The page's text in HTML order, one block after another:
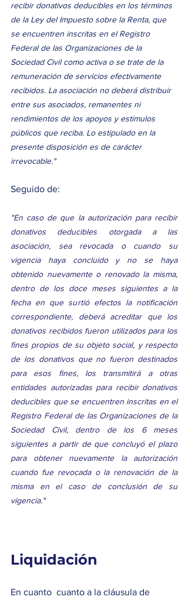
recibir donativos deducibles en los términos
de la Ley del Impuesto sobre la Renta, que
se encuentren inscritas en el Registro
Federal de las Organizaciones de la
Sociedad Civil como activa o se trate de la
remuneración de servicios efectivamente
recibidos. La asociación no deberá distribuir
entre sus asociados, remanentes ni
rendimientos de los apoyos y estímulos
públicos que reciba. Lo estipulado en la
presente disposición es de carácter
irrevocable."
Seguido de:
"En caso de que la autorización para recibir
donativos deducibles otorgada a las
asociación, sea revocada o cuando su
vigencia haya concluido y no se haya
obtenido nuevamente o renovado la misma,
dentro de los doce meses siguientes a la
fecha en que surtió efectos la notificación
correspondiente, deberá acreditar que los
donativos recibidos fueron utilizados para los
fines propios de su objeto social, y respecto
de los donativos que no fueron destinados
para esos fines, los transmitirá a otras
entidades autorizadas para recibir donativos
deducibles que se encuentren inscritas en el
Registro Federal de las Organizaciones de la
Sociedad Civil, dentro de los 6 meses
siguientes a partir de que concluyó el plazo
para obtener nuevamente la autorización
cuando fue revocada o la renovación de la
misma en el caso de conclusión de su
vigencia."
Liquidación
En cuanto  cuanto a la cláusula de